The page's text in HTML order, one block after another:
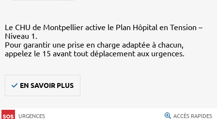
Le CHU de Montpellier active le Plan Hôpital en Tension –
Niveau 1.
Pour garantir une prise en charge adaptée à chacun,
appelez le 15 avant tout déplacement aux urgences.
EN SAVOIR PLUS
URGENCES ACCÈS RAPIDES